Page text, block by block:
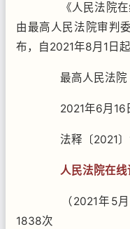
《人民法院在
由最高人民法院审判
布，自2021年8月1日起
最高人民法院
2021年6月16
法释〔2021〕
人民法院在线
（2021年5月
1838次